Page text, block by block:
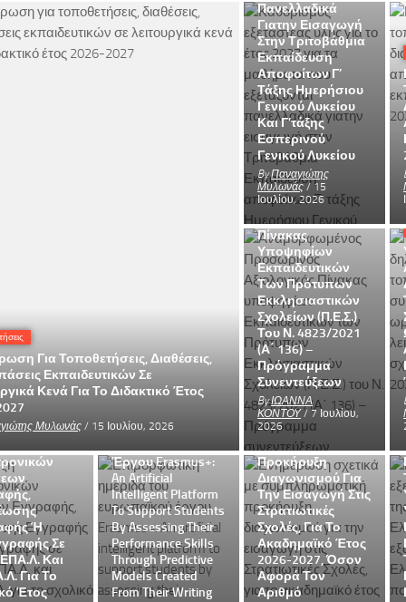
Για Τοποθετήσεις, Διαθέσεις,
Εκπαιδευτικών Σε
Κενά Για Το Διδακτικό Έτος
Μυλωνάς / 15 Ιουλίου, 2026
Πανελλαδικά
Γιατην Εισαγωγή
Στην Τριτοβάθμια
Εκπαίδευση
Αποφοίτων Γ’
Τάξης Ημερήσιου
Γενικού Λυκείου
Και Γ’τάξης
Εσπερινού
Γενικού Λυκείου
ByΠαναγιώτης
Μυλωνάς/ 15
Ιουλίου, 2026
Εκπαιδευτικοί
Αναμορφωμένος
Προσωρινός
Αξιολογικός
Πίνακας
Υποψηφίων
Εκπαιδευτικών
Των Πρότυπων
Εκκλησιαστικών
Σχολείων (Π.Ε.Σ.)
Του Ν. 4823/2021
(Α΄ 136) –
Πρόγραμμα
Συνεντεύξεων
ByΙΩΑΝΝΑ
ΚΟΝΤΟΥ/ 7 Ιουλίου,
2026
Ή
Σε
Και
Για Το
Έτος
ΔΔΕ ΠΡΕΒΕΖΑΣ
Erasmus+
Ημερίδα Του
Έργου Erasmus+:
An Artificial
Intelligent Platform
To Support Students
By Assessing Their
Performance Skills
Through Predictive
Models Created
From Their Writing
Πανελλαδικές
Ενημέρωση
Σχετικά Με
Συμπληρωματική
Προκήρυξη
Διαγωνισμού Για
Την Εισαγωγή Στις
Στρατιωτικές
Σχολές, Για Το
Ακαδημαϊκό Έτος
2026-2027, Όσον
Αφορά Τον
Αριθμό
Μαθητές
Εγκύκλιος
Προϋποθέσεων
Και Διαδικασιών:
Α) Για Την
Έγκριση
Παράλληλης